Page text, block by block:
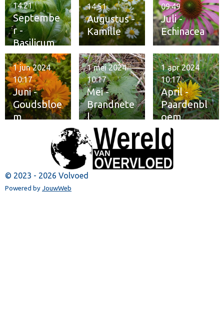
Septembe
r -
Basilicum
14:21
Augustus -
Kamille
14:51
Juli -
Echinacea
09:49
Juni -
Goudsbloe
m
1 jun 2024
10:17
Mei -
Brandnete
l
1 mei 2024
10:17
April -
Paardenbl
oem
1 apr 2024
10:17
© 2023 - 2026 Volvoed
Powered by JouwWeb